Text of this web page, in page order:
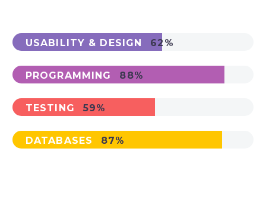
USABILITY & DESIGN 62%
PROGRAMMING 88%
TESTING 59%
DATABASES 87%